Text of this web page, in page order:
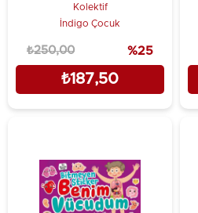
Kitabım
Kolektif
İndigo Çocuk
₺187,50
₺250,00 %25